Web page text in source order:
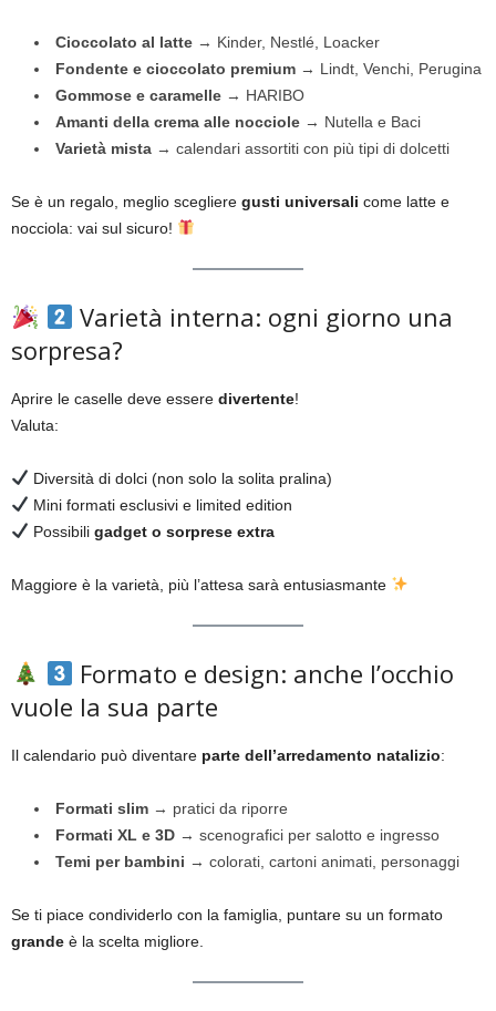
Cioccolato al latte → Kinder, Nestlé, Loacker
Fondente e cioccolato premium → Lindt, Venchi, Perugina
Gommose e caramelle → HARIBO
Amanti della crema alle nocciole → Nutella e Baci
Varietà mista → calendari assortiti con più tipi di dolcetti
Se è un regalo, meglio scegliere gusti universali come latte e
nocciola: vai sul sicuro!
Varietà interna: ogni giorno una
sorpresa?
Aprire le caselle deve essere divertente!
Valuta:
Diversità di dolci (non solo la solita pralina)
Mini formati esclusivi e limited edition
Possibili gadget o sorprese extra
Maggiore è la varietà, più l’attesa sarà entusiasmante
Formato e design: anche l’occhio
vuole la sua parte
Il calendario può diventare parte dell’arredamento natalizio:
Formati slim → pratici da riporre
Formati XL e 3D → scenografici per salotto e ingresso
Temi per bambini → colorati, cartoni animati, personaggi
Se ti piace condividerlo con la famiglia, puntare su un formato
grande è la scelta migliore.